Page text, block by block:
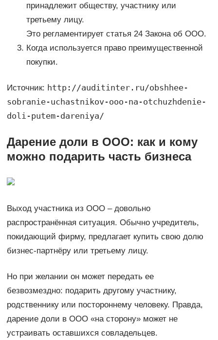
принадлежит обществу, участнику или
третьему лицу.
Это регламентирует статья 24 Закона об ООО.
Когда используется право преимущественной
покупки.
Источник: http://auditinter.ru/obshhee-
sobranie-uchastnikov-ooo-na-otchuzhdenie-
doli-putem-dareniya/
Дарение доли в ООО: как и кому
можно подарить часть бизнеса
Выход участника из ООО – довольно
распространённая ситуация. Обычно учредитель,
покидающий фирму, предлагает купить свою долю
бизнес-партнёру или третьему лицу.
Но при желании он может передать ее
безвозмездно: подарить другому участнику,
родственнику или постороннему человеку. Правда,
дарение доли в ООО «на сторону» может не
устраивать оставшихся совладельцев.